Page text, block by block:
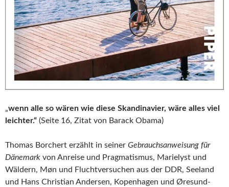
„wenn alle so wären wie diese Skandinavier, wäre alles viel
leichter.“ (Seite 16, Zitat von Barack Obama)
Thomas Borchert erzählt in seiner Gebrauchsanweisung für
Dänemark von Anreise und Pragmatismus, Marielyst und
Wäldern, Møn und Fluchtversuchen aus der DDR, Seeland
und Hans Christian Andersen, Kopenhagen und Øresund-